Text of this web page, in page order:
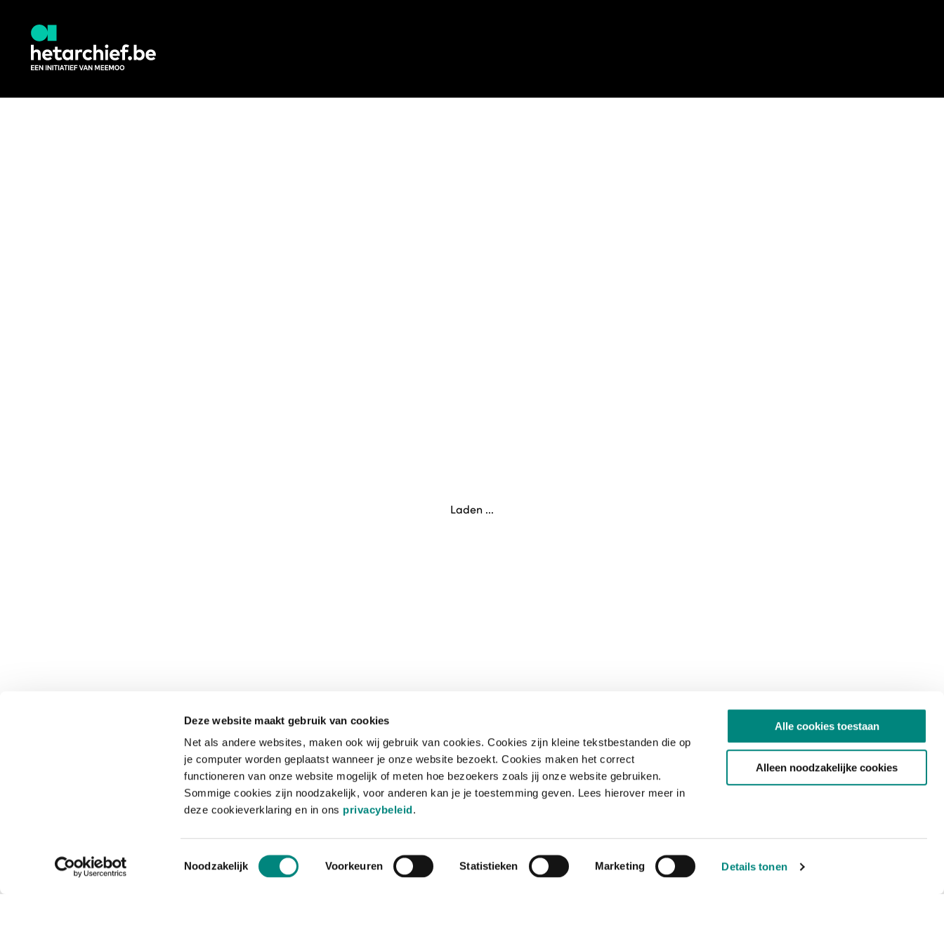
Deze website maakt gebruik van cookies
Net als andere websites, maken ook wij gebruik van cookies. Cookies zijn kleine tekstbestanden die op
je computer worden geplaatst wanneer je onze website bezoekt. Cookies maken het correct
functioneren van onze website mogelijk of meten hoe bezoekers zoals jij onze website gebruiken.
Sommige cookies zijn noodzakelijk, voor anderen kan je je toestemming geven. Lees hierover meer in
deze cookieverklaring en in ons privacybeleid.
Toestemmingsselectie
Noodzakelijk Voorkeuren Statistieken Marketing Details tonen
Alle cookies toestaan
Alleen noodzakelijke cookies
Laden ...